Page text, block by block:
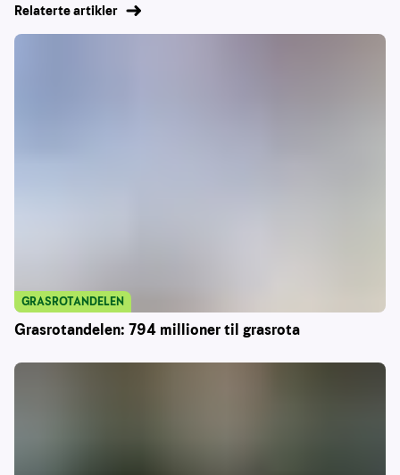
Relaterte artikler
Grasrotandelen: 794 millioner til grasrota
GRASROTANDELEN